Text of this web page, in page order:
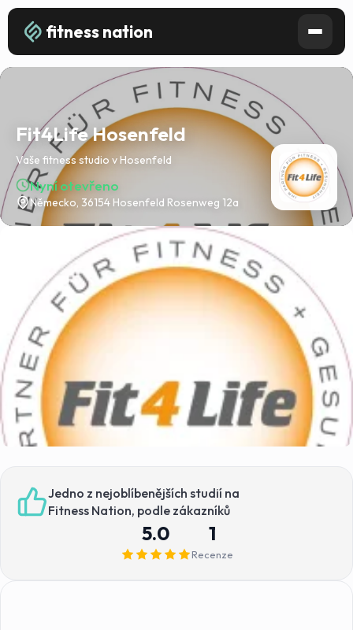
fitness nation
Fit4Life Hosenfeld
Vaše fitness studio v Hosenfeld
Nyní otevřeno
Německo, 36154 Hosenfeld Rosenweg 12a
Jedno z nejoblíbenějších studií na
Fitness Nation, podle zákazníků
5.0 1
Recenze